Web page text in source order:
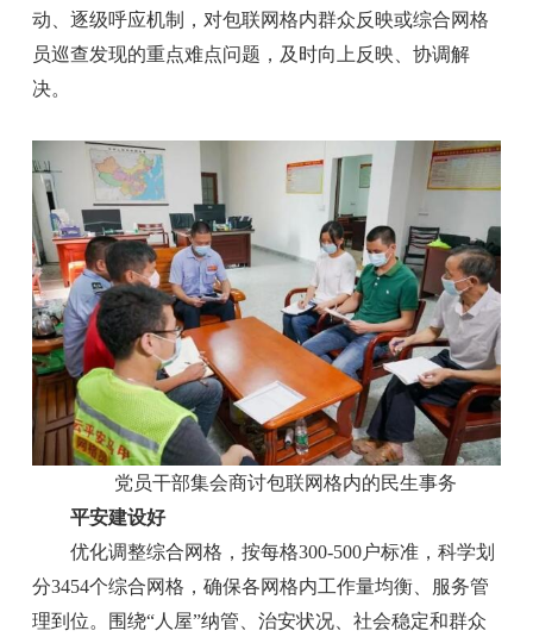
动、逐级呼应机制，对包联网格内群众反映或综合网格
员巡查发现的重点难点问题，及时向上反映、协调解
决。
党员干部集会商讨包联网格内的民生事务
平安建设好
优化调整综合网格，按每格300-500户标准，科学划
分3454个综合网格，确保各网格内工作量均衡、服务管
理到位。围绕“人屋”纳管、治安状况、社会稳定和群众